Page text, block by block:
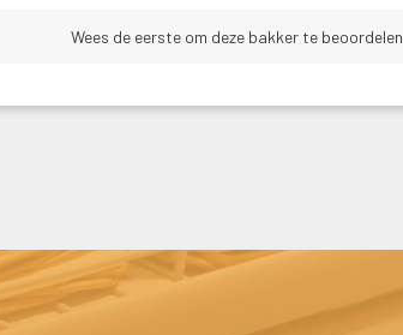
Wees de eerste om deze bakker te beoordelen